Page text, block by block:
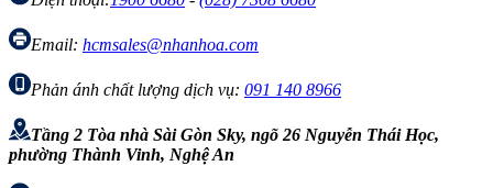
Email: hcmsales@nhanhoa.com
Phản ánh chất lượng dịch vụ: 091 140 8966
Tầng 2 Tòa nhà Sài Gòn Sky, ngõ 26 Nguyễn Thái Học,
phường Thành Vinh, Nghệ An